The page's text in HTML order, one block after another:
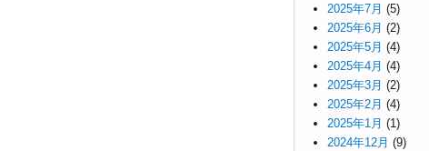
2025年7月 (5)
2025年6月 (2)
2025年5月 (4)
2025年4月 (4)
2025年3月 (2)
2025年2月 (4)
2025年1月 (1)
2024年12月 (9)